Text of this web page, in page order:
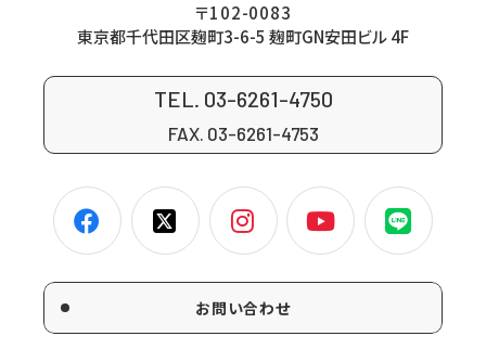
〒102-0083
東京都千代田区麹町3-6-5 麹町GN安田ビル 4F
TEL. 03-6261-4750
FAX. 03-6261-4753
お問い合わせ